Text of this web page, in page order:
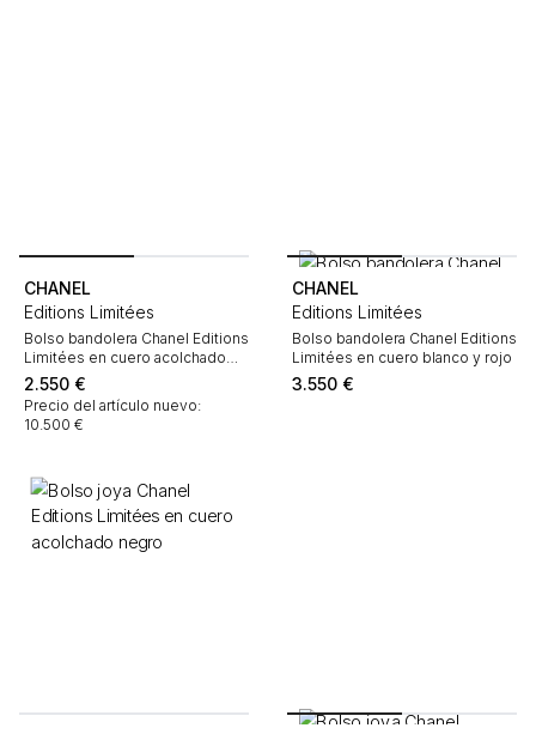
CHANEL
Editions Limitées
Bolso bandolera Chanel Editions
Limitées en cuero acolchado
con motivos de espigas rojo
2.550 €
Precio del artículo nuevo:
10.500 €
CHANEL
Editions Limitées
Bolso bandolera Chanel Editions
Limitées en cuero blanco y rojo
3.550 €